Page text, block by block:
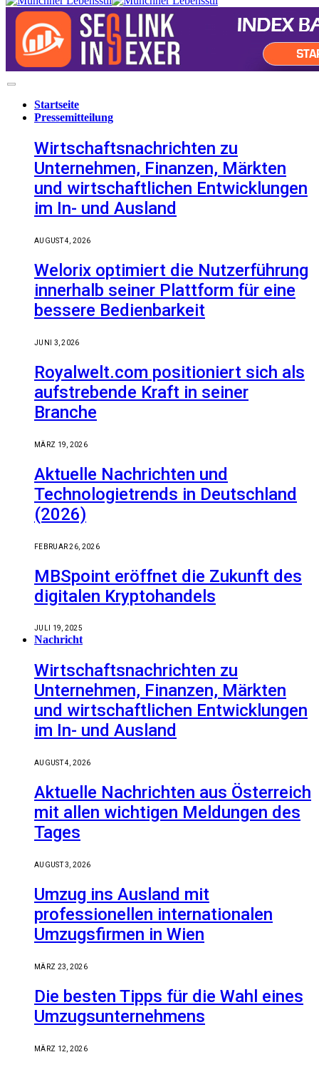
Startseite
Pressemitteilung
Wirtschaftsnachrichten zu
Unternehmen, Finanzen, Märkten
und wirtschaftlichen Entwicklungen
im In- und Ausland
AUGUST 4, 2026
Welorix optimiert die Nutzerführung
innerhalb seiner Plattform für eine
bessere Bedienbarkeit
JUNI 3, 2026
Royalwelt.com positioniert sich als
aufstrebende Kraft in seiner
Branche
MÄRZ 19, 2026
Aktuelle Nachrichten und
Technologietrends in Deutschland
(2026)
FEBRUAR 26, 2026
MBSpoint eröffnet die Zukunft des
digitalen Kryptohandels
JULI 19, 2025
Nachricht
Wirtschaftsnachrichten zu
Unternehmen, Finanzen, Märkten
und wirtschaftlichen Entwicklungen
im In- und Ausland
AUGUST 4, 2026
Aktuelle Nachrichten aus Österreich
mit allen wichtigen Meldungen des
Tages
AUGUST 3, 2026
Umzug ins Ausland mit
professionellen internationalen
Umzugsfirmen in Wien
MÄRZ 23, 2026
Die besten Tipps für die Wahl eines
Umzugsunternehmens
MÄRZ 12, 2026